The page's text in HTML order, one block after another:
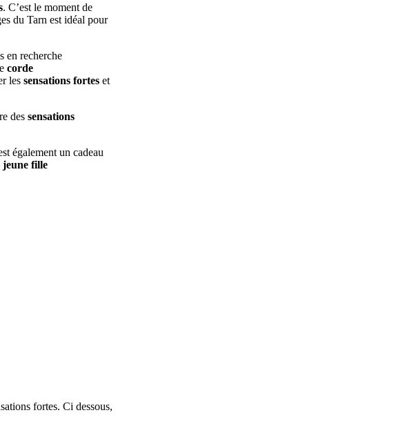
. C’est le moment de
du Tarn est idéal pour
en recherche
corde
les sensations fortes et
des sensations
également un cadeau
jeune fille
fortes. Ci dessous,